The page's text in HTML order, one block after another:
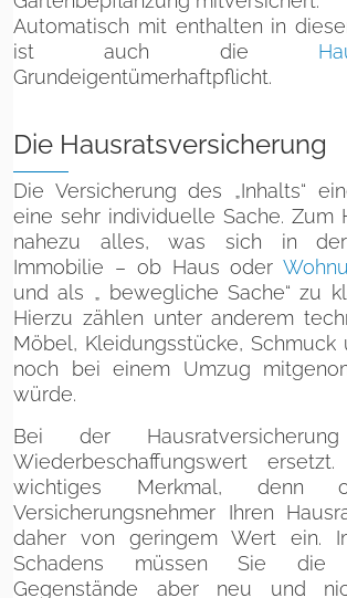
Automatisch mit enthalten in
ist auch die
Grundeigentümerhaftpflicht.
Die Hausratsversicherung
Die Versicherung des „Inhalts“
eine sehr individuelle Sache. Zum
nahezu alles, was sich in der
Immobilie – ob Haus oder
und als „ bewegliche Sache“ zu
Hierzu zählen unter anderem
Möbel, Kleidungsstücke, Schmuck
noch bei einem Umzug
würde.
Bei der
Wiederbeschaffungswert
wichtiges Merkmal, denn
Versicherungsnehmer Ihren
daher von geringem Wert ein.
Schadens müssen Sie die
Gegenstände aber neu und